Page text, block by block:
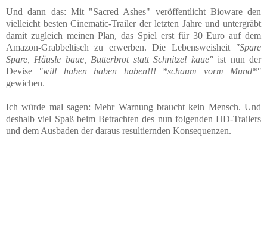
Und dann das: Mit "Sacred Ashes" veröffentlicht Bioware den
vielleicht besten Cinematic-Trailer der letzten Jahre und untergräbt
damit zugleich meinen Plan, das Spiel erst für 30 Euro auf dem
Amazon-Grabbeltisch zu erwerben. Die Lebensweisheit
"Spare
Spare, Häusle baue, Butterbrot statt Schnitzel kaue"ist nun der
Devise "will haben haben haben!!! *schaum vorm Mund*"
gewichen.
Ich würde mal sagen: Mehr Warnung braucht kein Mensch. Und
deshalb viel Spaß beim Betrachten des nun folgenden HD-Trailers
und dem Ausbaden der daraus resultiernden Konsequenzen.